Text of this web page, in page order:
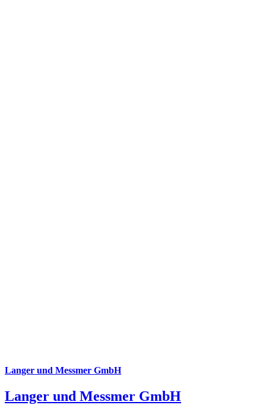
Langer und Messmer GmbH
Langer und Messmer GmbH